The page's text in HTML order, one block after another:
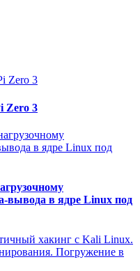
Zero 3
вывода в ядре Linux под